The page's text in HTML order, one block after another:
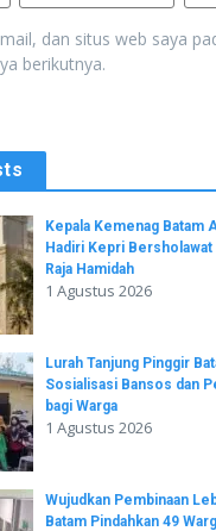
dan situs web saya
berikutnya.
Kepala Kemenag Batam
Hadiri Kepri
Raja Hamidah
1 Agustus 2026
Lurah Tanjung Pinggir
Sosialisasi Bansos dan
bagi Warga
1 Agustus 2026
Wujudkan Pembinaan
Batam Pindahkan 49